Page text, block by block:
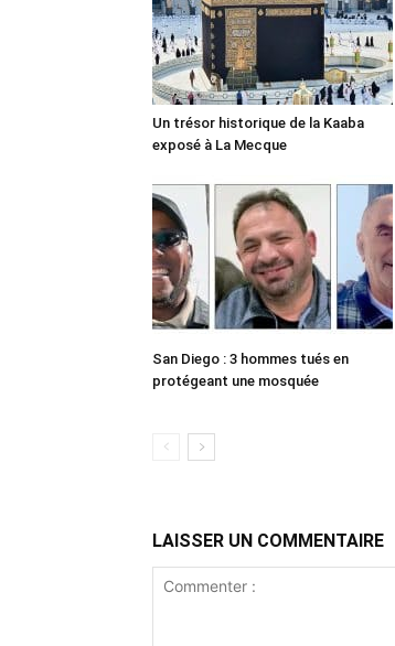
Un trésor historique de la Kaaba
exposé à La Mecque
San Diego : 3 hommes tués en
protégeant une mosquée
LAISSER UN COMMENTAIRE